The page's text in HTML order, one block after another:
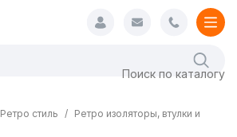
Ретро стиль
Ретро изоляторы, втулки и